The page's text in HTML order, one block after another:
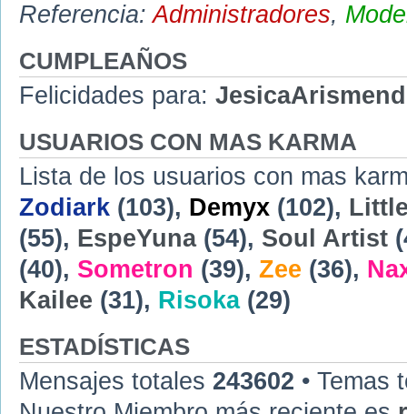
Referencia:Administradores,
CUMPLEAÑOS
Felicidades para:
USUARIOS CON MAS KARMA
Lista de los usuarios con mas
Zodiark (103), Demyx (102),
(55), EspeYuna(54), Soul Artist
(40), Sometron (39), Zee (36),
Kailee (31), Risoka(29)
ESTADÍSTICAS
Mensajes totales 243602 • Temas